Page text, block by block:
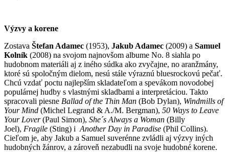
Výzvy a korene
Zostava Štefan Adamec (1953), Jakub Adamec (2009) a Samuel
Kolník (2008) na svojom najnovšom albume No. 8 siahla po
hudobnom materiáli aj z iného súdka ako zvyčajne, no aranžmány,
ktoré sú spoločným dielom, nesú stále výraznú bluesrockovú pečať.
Chcú vzdať poctu najlepším skladateľom a spevákom novodobej
populárnej hudby s vlastnými skladbami a interpretáciou. Takto
spracovali piesne Ballad of the Thin Man (Bob Dylan), Windmills of
Your Mind (Michel Legrand & A./M. Bergman), 50 Ways to Leave
Your Lover(Paul Simon), She´s Always a Woman (Billy
Joel), Fragile (Sting) i Another Day in Paradise (Phil Collins).
Cieľom je, aby Jakub a Samuel suverénne zvládli aj výzvy iných
hudobných žánrov, a zároveň nezabudli na svoje hudobné korene.